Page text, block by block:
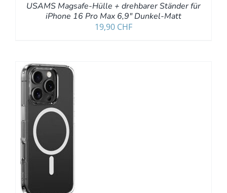
USAMS Magsafe-Hülle + drehbarer Ständer für
iPhone 16 Pro Max 6,9″ Dunkel-Matt
19,90 CHF